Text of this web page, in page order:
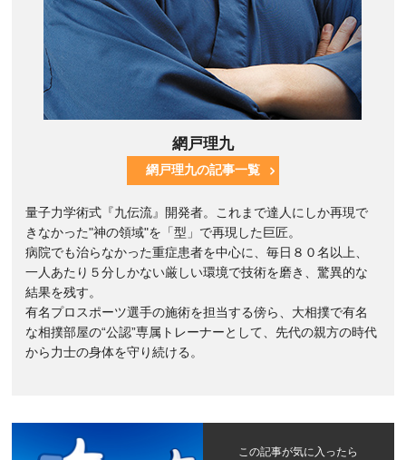
網戸理九
網戸理九の記事一覧
量子力学術式『九伝流』開発者。これまで達人にしか再現で
きなかった"神の領域"を「型」で再現した巨匠。
病院でも治らなかった重症患者を中心に、毎日８０名以上、
一人あたり５分しかない厳しい環境で技術を磨き、驚異的な
結果を残す。
有名プロスポーツ選手の施術を担当する傍ら、大相撲で有名
な相撲部屋の“公認”専属トレーナーとして、先代の親方の時代
から力士の身体を守り続ける。
この記事が気に入ったら